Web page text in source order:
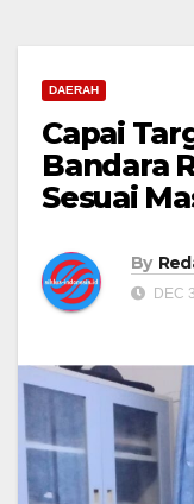
DAERAH
Capai
Bandara
Sesuai
By
DEC